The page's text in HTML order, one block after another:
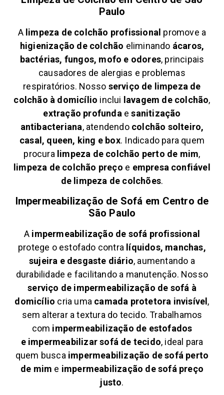
Paulo
A limpeza de colchão profissional promove a
higienização de colchão eliminando ácaros,
bactérias, fungos, mofo e odores, principais
causadores de alergias e problemas
respiratórios. Nosso serviço de limpeza de
colchão à domicílio inclui lavagem de colchão,
extração profunda esanitização
antibacteriana, atendendo colchão solteiro,
casal, queen, king e box. Indicado para quem
procura limpeza de colchão perto de mim,
limpeza de colchão preço e empresa confiável
de limpeza de colchões.
Impermeabilização de Sofá em Centro de
São Paulo
A impermeabilização de sofá profissional
protege o estofado contra líquidos, manchas,
sujeira e desgaste diário, aumentando a
durabilidade e facilitando a manutenção. Nosso
serviço de impermeabilização de sofá à
domicílio cria uma camada protetora invisível,
sem alterar a textura do tecido. Trabalhamos
com impermeabilização de estofados
e impermeabilizar sofá de tecido, ideal para
quem busca impermeabilização de sofá perto
de mim e impermeabilização de sofá preço
justo.